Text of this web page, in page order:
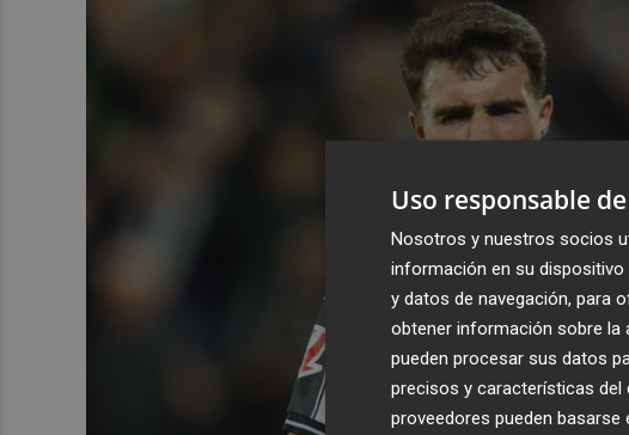
Uso responsable
Nosotros y nuestros socios
información en su
y datos de navegación, para
obtener información sobre la
pueden procesar sus datos
precisos y características del
proveedores pueden